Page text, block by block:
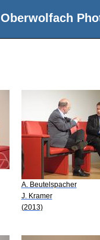
Oberwolfach
A. Beutelspacher
J. Kramer
(2013)